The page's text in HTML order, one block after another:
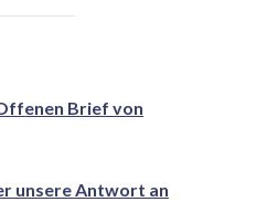
Brief von
unsere Antwort an